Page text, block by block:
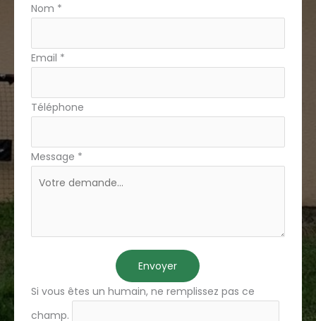
téléphone
Nom *
Email *
Téléphone
Message *
Envoyer
Si vous êtes un humain, ne remplissez pas ce
champ.